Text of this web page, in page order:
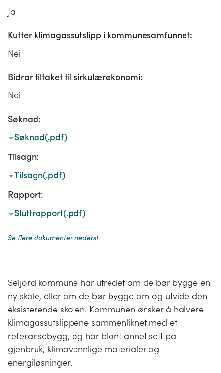
Ja
Kutter klimagassutslipp i kommunesamfunnet:
Nei
Bidrar tiltaket til sirkulærøkonomi:
Nei
Søknad:
Søknad(.pdf)
Tilsagn:
Tilsagn(.pdf)
Rapport:
Sluttrapport(.pdf)
Se flere dokumenter nederst
Seljord kommune har utredet om de bør bygge en
ny skole, eller om de bør bygge om og utvide den
eksisterende skolen. Kommunen ønsker å halvere
klimagassutslippene sammenliknet med et
referansebygg, og har blant annet sett på
gjenbruk, klimavennlige materialer og
energiløsninger.